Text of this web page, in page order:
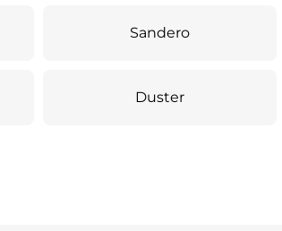
Sandero
Duster